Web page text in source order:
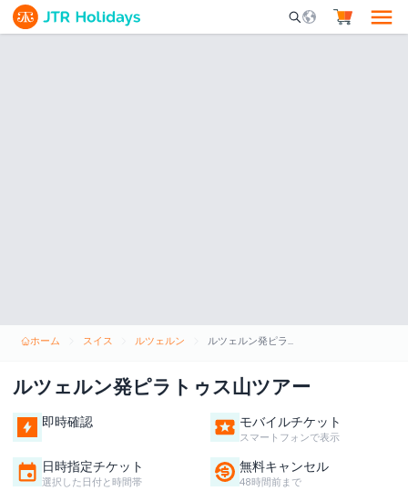
Mobile Search
ホーム スイス ルツェルン ルツェルン発ピラトゥス山ツアー
ルツェルン発ピラトゥス山ツアー
即時確認 モバイルチケット
スマートフォンで表示
日時指定チケット
選択した日付と時間帯
無料キャンセル
48時間前まで